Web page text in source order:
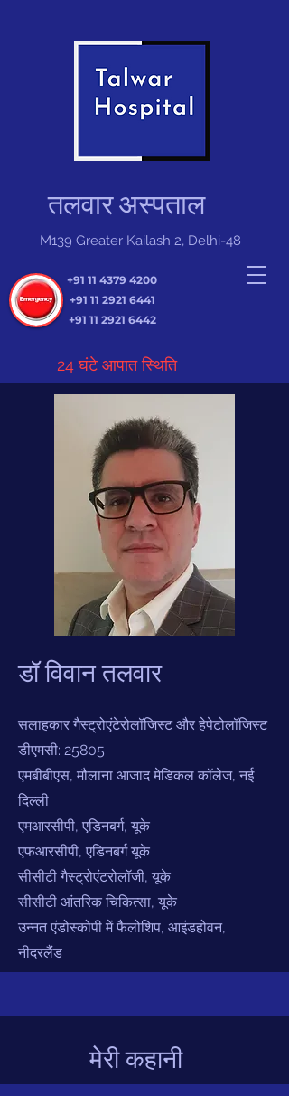
तलवार अस्पताल
+91 11 4379 4200
+91 11 2921 6441
+91 11 2921 6442
24 घंटे आपात स्थिति
M139 Greater Kailash 2, Delhi-48
डॉ विवान तलवार
सलाहकार गैस्ट्रोएंटेरोलॉजिस्ट और हेपेटोलॉजिस्ट
डीएमसी: 25805
एमबीबीएस, मौलाना आजाद मेडिकल कॉलेज, नई
दिल्ली
एमआरसीपी, एडिनबर्ग, यूके
एफआरसीपी, एडिनबर्ग यूके
सीसीटी गैस्ट्रोएंटरोलॉजी, यूके
सीसीटी आंतरिक चिकित्सा, यूके
उन्नत एंडोस्कोपी में फैलोशिप, आइंडहोवन,
नीदरलैंड
मेरी कहानी